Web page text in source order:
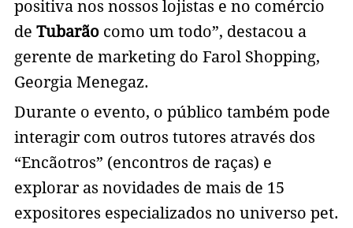
positiva nos nossos lojistas e no comércio
de Tubarãocomo um todo”, destacou a
gerente de marketing do Farol Shopping,
Georgia Menegaz.
Durante o evento, o público também pode
interagir com outros tutores através dos
“Encãotros” (encontros de raças) e
explorar as novidades de mais de 15
expositores especializados no universo pet.